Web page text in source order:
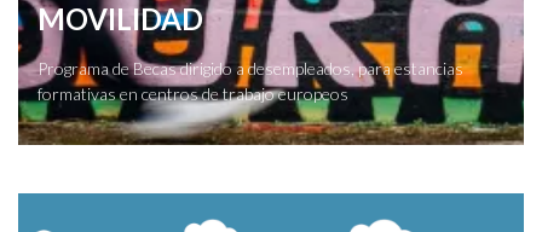
MOVILIDAD
Programa de Becas dirigido a desempleados, para estancias
formativas en centros de trabajo europeos